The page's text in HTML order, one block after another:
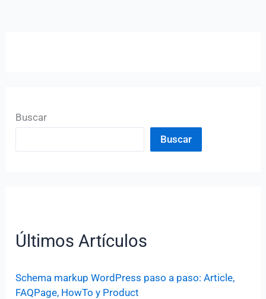
Buscar
Buscar
Últimos Artículos
Schema markup WordPress paso a paso: Article,
FAQPage, HowTo y Product